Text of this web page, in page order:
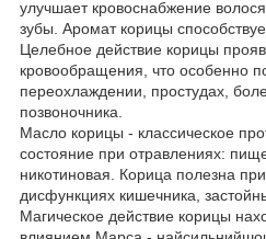
улучшает кровоснабжение
зубы. Аромат корицы
Целебное действие корицы
кровообращения, что особенно
переохлаждении, простудах,
позвоночника.
Масло корицы - классическое
состояние при отравлениях:
никотиновая. Корица полезна
дисфункциях кишечника,
Магическое действие корицы